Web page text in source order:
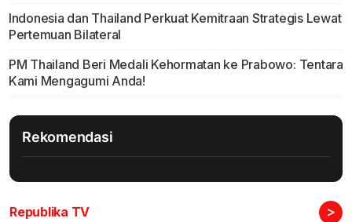
Indonesia dan Thailand Perkuat Kemitraan Strategis Lewat
Pertemuan Bilateral
PM Thailand Beri Medali Kehormatan ke Prabowo: Tentara
Kami Mengagumi Anda!
Rekomendasi
Republika TV >